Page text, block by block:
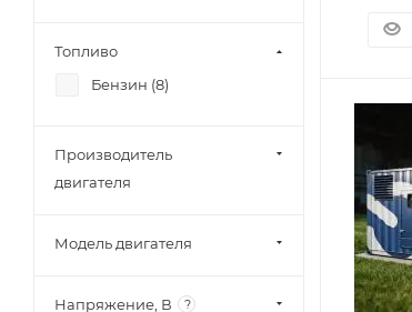
Топливо
Бензин (8)
Производитель
двигателя
Модель двигателя
Напряжение, В ?